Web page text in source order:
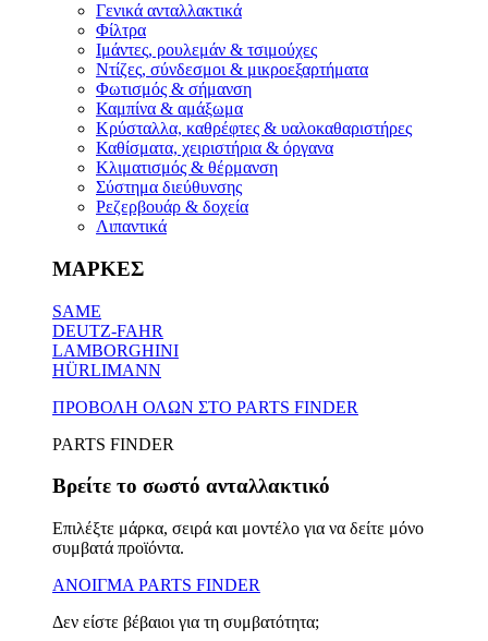
Γενικά ανταλλακτικά
Φίλτρα
Ιμάντες, ρουλεμάν & τσιμούχες
Ντίζες, σύνδεσμοι & μικροεξαρτήματα
Φωτισμός & σήμανση
Καμπίνα & αμάξωμα
Κρύσταλλα, καθρέφτες & υαλοκαθαριστήρες
Καθίσματα, χειριστήρια & όργανα
Κλιματισμός & θέρμανση
Σύστημα διεύθυνσης
Ρεζερβουάρ & δοχεία
Λιπαντικά
ΜΑΡΚΕΣ
SAME
DEUTZ-FAHR
LAMBORGHINI
HÜRLIMANN
ΠΡΟΒΟΛΗ ΟΛΩΝ ΣΤΟ PARTS FINDER
PARTS FINDER
Βρείτε το σωστό ανταλλακτικό
Επιλέξτε μάρκα, σειρά και μοντέλο για να δείτε μόνο
συμβατά προϊόντα.
ΑΝΟΙΓΜΑ PARTS FINDER
Δεν είστε βέβαιοι για τη συμβατότητα;